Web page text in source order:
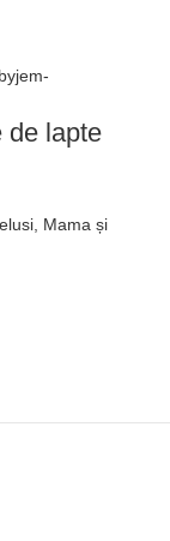
de lapte
, Mama și